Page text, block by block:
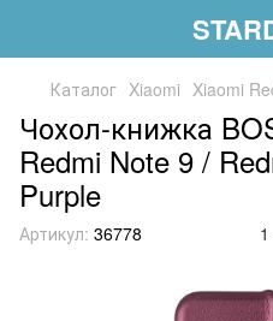
Каталог Xiaomi Xiaomi
Чохол-книжка
Redmi Note 9 /
Purple
Артикул: 36778 1